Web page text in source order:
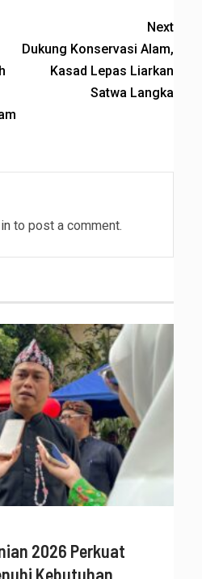
Next
Dukung Konservasi Alam,
Kasad Lepas Liarkan
Satwa Langka
to post a comment.
2026 Perkuat
Kebutuhan